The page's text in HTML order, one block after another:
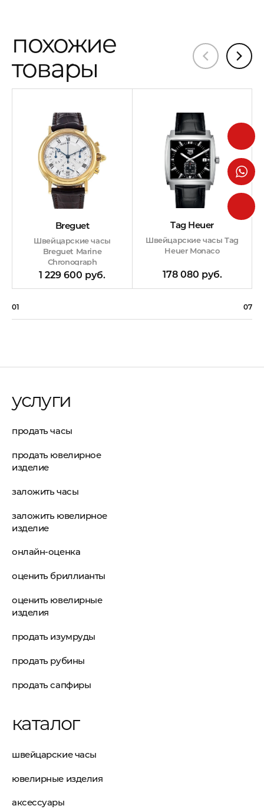
похожие
товары
Breguet
Швейцарские часы
Breguet Marine
Chronograph
1 229 600 руб.
Tag Heuer
Швейцарские часы Tag
Heuer Monaco
178 080 руб.
01 07
услуги
продать часы
продать ювелирное
изделие
заложить часы
заложить ювелирное
изделие
онлайн-оценка
оценить бриллианты
оценить ювелирные
изделия
продать изумруды
продать рубины
продать сапфиры
каталог
швейцарские часы
ювелирные изделия
аксессуары